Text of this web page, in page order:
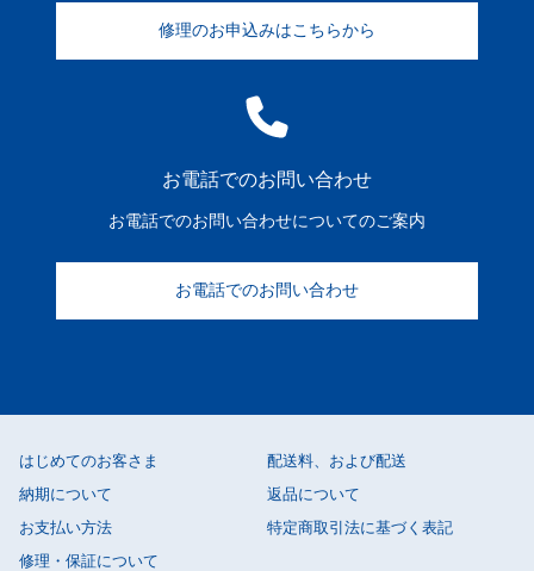
修理のお申込みはこちらから
お電話でのお問い合わせ
お電話でのお問い合わせについてのご案内
お電話でのお問い合わせ
はじめてのお客さま
納期について
お支払い方法
修理・保証について
配送料、および配送
返品について
特定商取引法に基づく表記